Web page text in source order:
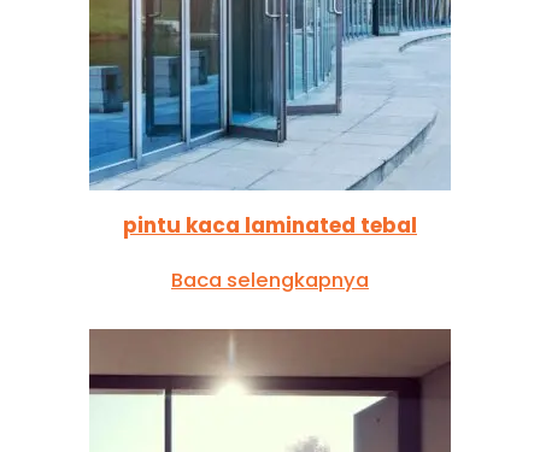
pintu kaca laminated tebal
Baca selengkapnya